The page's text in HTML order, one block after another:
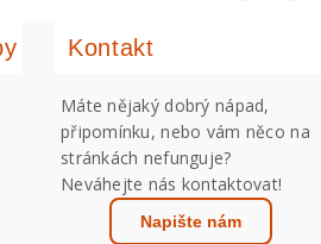
Kontakt
Máte nějaký dobrý nápad,
připomínku, nebo vám něco na
stránkách nefunguje?
Neváhejte nás kontaktovat!
Napište nám